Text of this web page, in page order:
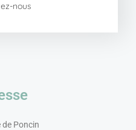
nous
de Poncin